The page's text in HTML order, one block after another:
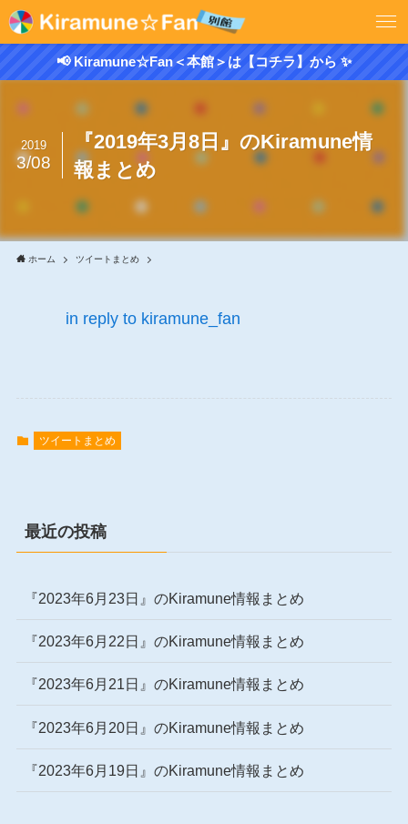
📢 Kiramune☆Fan＜本館＞は【コチラ】から ✨
『2019年3月8日』のKiramune情
報まとめ
2019
3/08
ホーム ツイートまとめ
in reply to kiramune_fan
ツイートまとめ
最近の投稿
『2023年6月23日』のKiramune情報まとめ
『2023年6月22日』のKiramune情報まとめ
『2023年6月21日』のKiramune情報まとめ
『2023年6月20日』のKiramune情報まとめ
『2023年6月19日』のKiramune情報まとめ